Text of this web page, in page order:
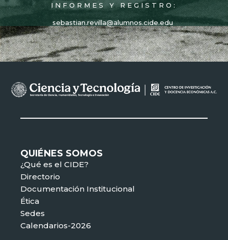
INFORMES Y REGISTRO:
sebastian.revilla@alumnos.cide.edu
QUIÉNES SOMOS
¿Qué es el CIDE?
Directorio
Documentación Institucional
Ética
Sedes
Calendarios-2026